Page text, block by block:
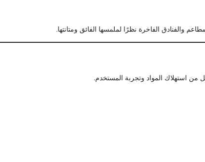
والفنادق الفاخرة نظرًا لملمسها الفائق ومتانتها.
استهلاك المواد وتجربة المستخدم.